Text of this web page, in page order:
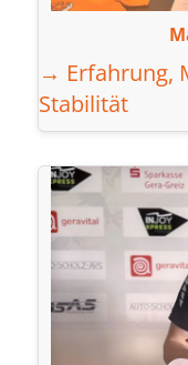
→ Erfahrung,
Stabilität